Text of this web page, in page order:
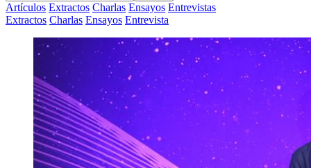
Artículos Extractos Charlas Ensayos Entrevistas
Extractos Charlas Ensayos Entrevista